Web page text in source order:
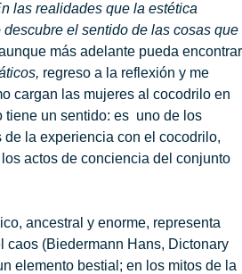
las realidades que la estética
el sentido de las cosas que
más adelante pueda encontrar
regreso a la reflexión y me
cargan las mujeres al cocodrilo en
tiene un sentido: es uno de los
la experiencia con el cocodrilo,
actos de conciencia del conjunto
ancestral y enorme, representa
caos (Biedermann Hans, Dictonary
elemento bestial; en los mitos de la